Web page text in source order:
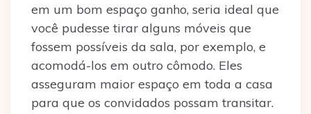
em um bom espaço ganho, seria ideal que
você pudesse tirar alguns móveis que
fossem possíveis da sala, por exemplo, e
acomodá-los em outro cômodo. Eles
asseguram maior espaço em toda a casa
para que os convidados possam transitar.